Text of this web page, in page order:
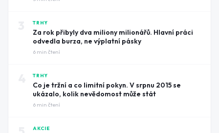
TRHY
Za rok přibyly dva miliony milionářů. Hlavní práci
odvedla burza, ne výplatní pásky
6 min čtení
TRHY
Co je tržní a co limitní pokyn. V srpnu 2015 se
ukázalo, kolik nevědomost může stát
6 min čtení
AKCIE